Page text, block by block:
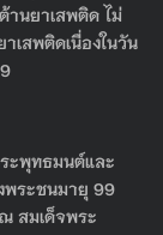
านยาเสพติด ไม่
เสพติดเนื่องในวัน
ะพุทธมนต์และ
ระชนมายุ 99
สมเด็จพระ